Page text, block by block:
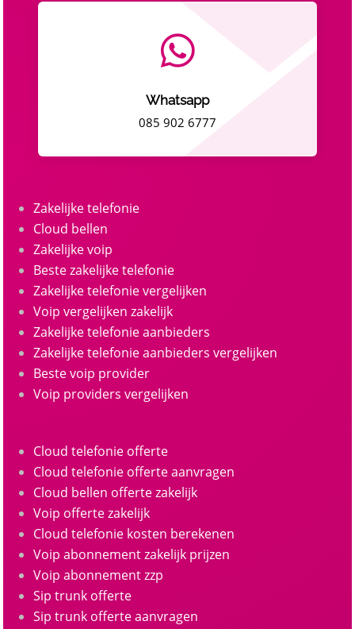

Whatsapp
085 902 6777
Zakelijke telefonie
Cloud bellen
Zakelijke voip
Beste zakelijke telefonie
Zakelijke telefonie vergelijken
Voip vergelijken zakelijk
Zakelijke telefonie aanbieders
Zakelijke telefonie aanbieders vergelijken
Beste voip provider
Voip providers vergelijken
Cloud telefonie offerte
Cloud telefonie offerte aanvragen
Cloud bellen offerte zakelijk
Voip offerte zakelijk
Cloud telefonie kosten berekenen
Voip abonnement zakelijk prijzen
Voip abonnement zzp
Sip trunk offerte
Sip trunk offerte aanvragen